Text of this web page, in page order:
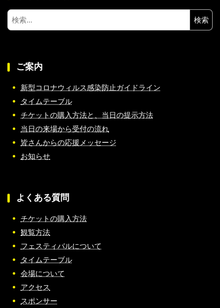
検
索:
ご案内
新型コロナウィルス感染防止ガイドライン
タイムテーブル
チケットの購入方法と、当日の提示方法
当日の来場から受付の流れ
皆さんからの応援メッセージ
お知らせ
よくある質問
チケットの購入方法
観覧方法
フェスティバルについて
タイムテーブル
会場について
アクセス
スポンサー